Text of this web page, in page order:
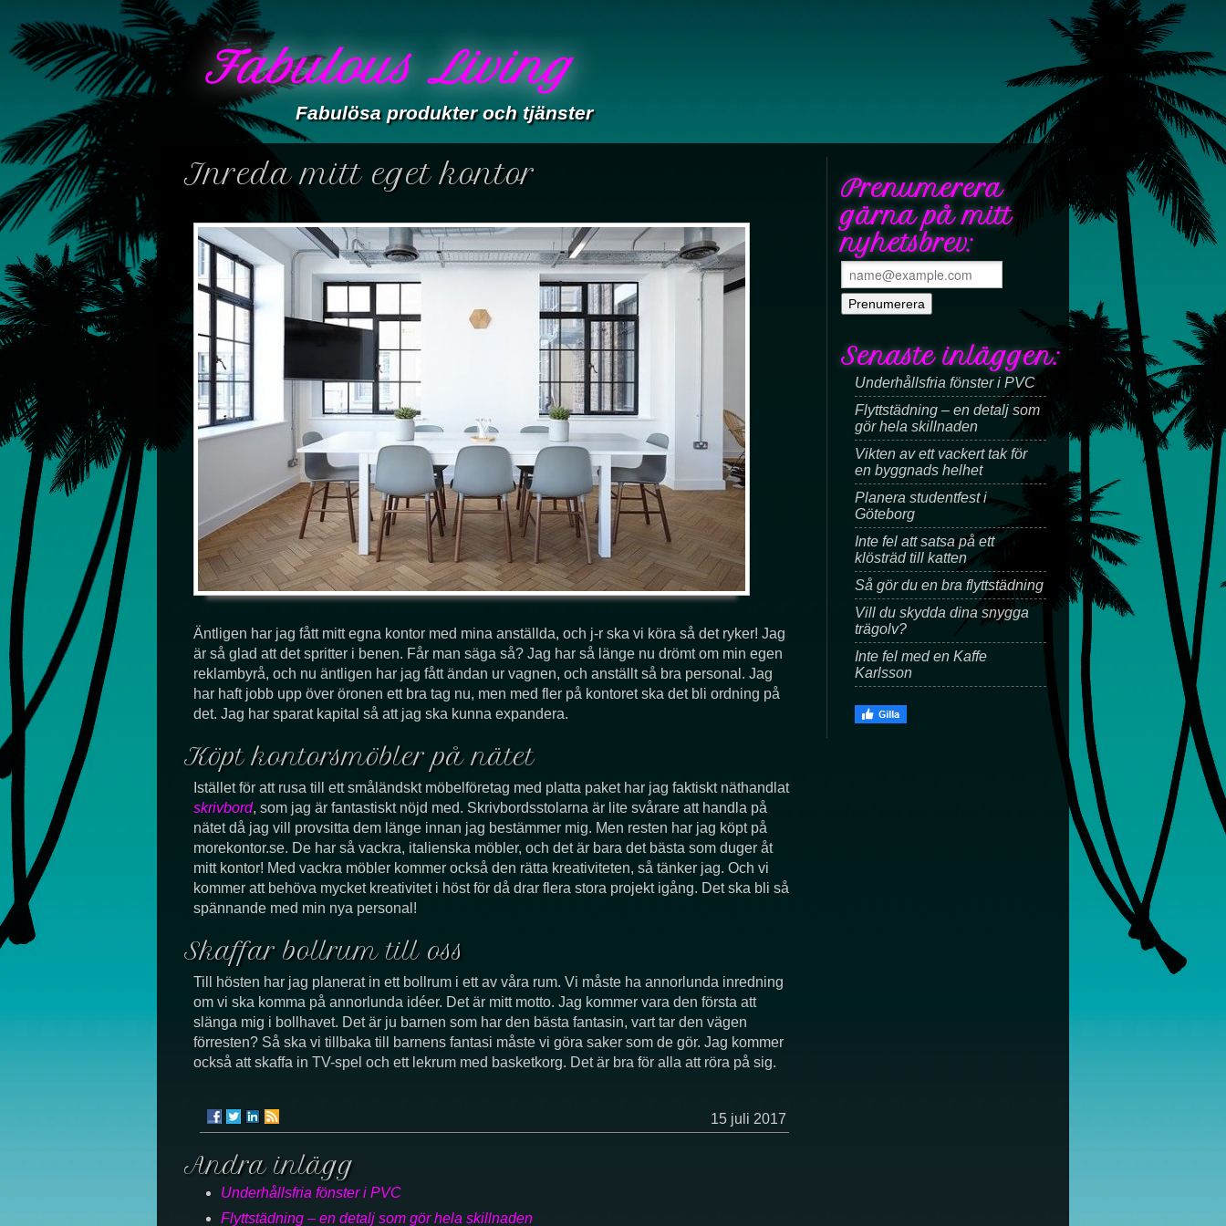
Fabulous Living
Fabulösa produkter och tjänster
Inreda mitt eget kontor
Äntligen har jag fått mitt egna kontor med mina anställda, och j-r ska vi köra så det ryker! Jag
är så glad att det spritter i benen. Får man säga så? Jag har så länge nu drömt om min egen
reklambyrå, och nu äntligen har jag fått ändan ur vagnen, och anställt så bra personal. Jag
har haft jobb upp över öronen ett bra tag nu, men med fler på kontoret ska det bli ordning på
det. Jag har sparat kapital så att jag ska kunna expandera.
Köpt kontorsmöbler på nätet
Istället för att rusa till ett småländskt möbelföretag med platta paket har jag faktiskt näthandlat
skrivbord, som jag är fantastiskt nöjd med. Skrivbordsstolarna är lite svårare att handla på
nätet då jag vill provsitta dem länge innan jag bestämmer mig. Men resten har jag köpt på
morekontor.se. De har så vackra, italienska möbler, och det är bara det bästa som duger åt
mitt kontor! Med vackra möbler kommer också den rätta kreativiteten, så tänker jag. Och vi
kommer att behöva mycket kreativitet i höst för då drar flera stora projekt igång. Det ska bli så
spännande med min nya personal!
Skaffar bollrum till oss
Till hösten har jag planerat in ett bollrum i ett av våra rum. Vi måste ha annorlunda inredning
om vi ska komma på annorlunda idéer. Det är mitt motto. Jag kommer vara den första att
slänga mig i bollhavet. Det är ju barnen som har den bästa fantasin, vart tar den vägen
förresten? Så ska vi tillbaka till barnens fantasi måste vi göra saker som de gör. Jag kommer
också att skaffa in TV-spel och ett lekrum med basketkorg. Det är bra för alla att röra på sig.
15 juli 2017
Andra inlägg
Underhållsfria fönster i PVC
Flyttstädning – en detalj som gör hela skillnaden
Prenumerera
gärna på mitt
nyhetsbrev:
Senaste inläggen:
Underhållsfria fönster i PVC
Flyttstädning – en detalj som
gör hela skillnaden
Vikten av ett vackert tak för
en byggnads helhet
Planera studentfest i
Göteborg
Inte fel att satsa på ett
klösträd till katten
Så gör du en bra flyttstädning
Vill du skydda dina snygga
trägolv?
Inte fel med en Kaffe
Karlsson